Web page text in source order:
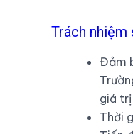
Trách nhiệm
Đảm
giá trị
Thời